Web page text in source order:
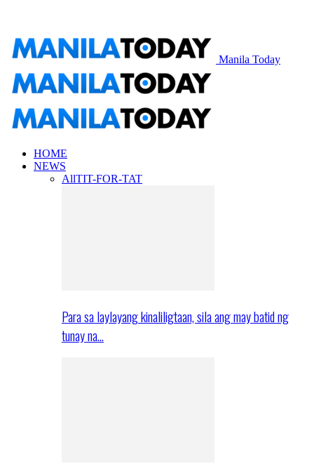
Manila Today
HOME
NEWS
AllTIT-FOR-TAT
Para sa laylayang kinaliligtaan, sila ang may batid ng
tunay na…